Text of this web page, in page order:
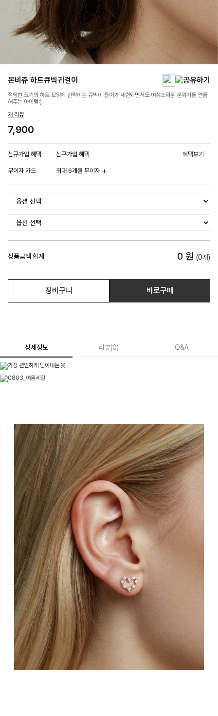
몬비쥬 하트큐빅귀걸이
적당한 크기의 하트 모양에 반짝이는 큐빅이 들어가 세련되면서도 여성스러운 분위기를 연출
해주는 아이템:)
개 리뷰
7,900
신규가입 혜택 신규가입 혜택 혜택보기
무이자 카드 최대 6개월 무이자
상품금액 합계 0 원 (0개)
장바구니 바로구매
상세정보 리뷰(0) Q&A